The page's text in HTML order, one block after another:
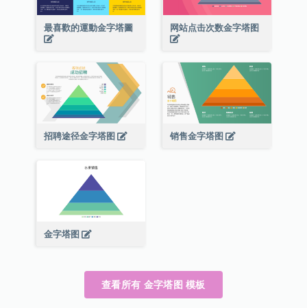
最喜歡的運動金字塔圖 网站点击次数金字塔图
招聘途径金字塔图 销售金字塔图
金字塔图
查看所有 金字塔图 模板